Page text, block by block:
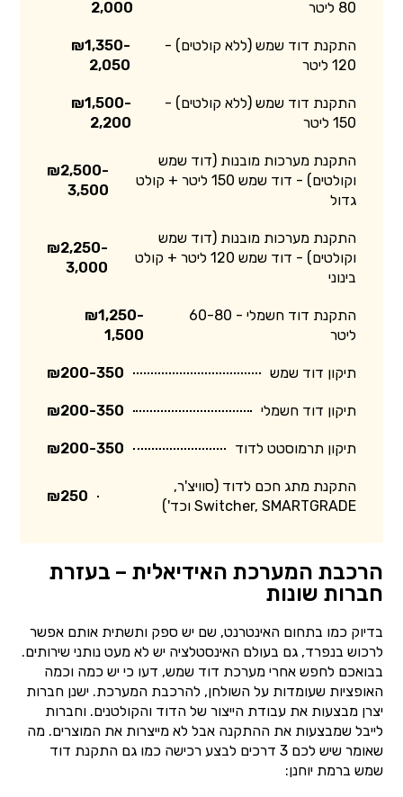
80 ליטר 2,000
התקנת דוד שמש (ללא קולטים) -
120 ליטר
₪1,350-
2,050
התקנת דוד שמש (ללא קולטים) -
150 ליטר
₪1,500-
2,200
התקנת מערכות מובנות (דוד שמש
וקולטים) - דוד שמש 150 ליטר + קולט
גדול
₪2,500-
3,500
התקנת מערכות מובנות (דוד שמש
וקולטים) - דוד שמש 120 ליטר + קולט
בינוני
₪2,250-
3,000
התקנת דוד חשמלי - 60-80
ליטר
₪1,250-
1,500
תיקון דוד שמש ₪200-350
תיקון דוד חשמלי ₪200-350
תיקון תרמוסטט לדוד ₪200-350
התקנת מתג חכם לדוד (סוויצ'ר,
Switcher, SMARTGRADE וכד')
₪250
הרכבת המערכת האידיאלית – בעזרת
חברות שונות
בדיוק כמו בתחום האינטרנט, שם יש ספק ותשתית אותם אפשר
לרכוש בנפרד, גם בעולם האינסטלציה יש לא מעט נותני שירותים.
בבואכם לחפש אחרי מערכת דוד שמש, דעו כי יש כמה וכמה
האופציות שעומדות על השולחן, להרכבת המערכת. ישנן חברות
יצרן מבצעות את עבודת הייצור של הדוד והקולטנים. וחברות
לייבל שמבצעות את ההתקנה אבל לא מייצרות את המוצרים. מה
שאומר שיש לכם 3 דרכים לבצע רכישה כמו גם התקנת דוד
שמש ברמת יוחנן: